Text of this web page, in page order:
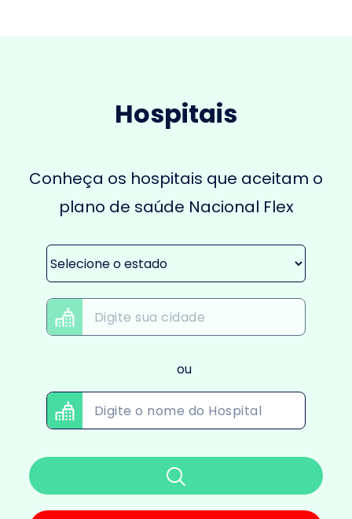
Hospitais
Conheça os hospitais que aceitam o
plano de saúde Nacional Flex
ou